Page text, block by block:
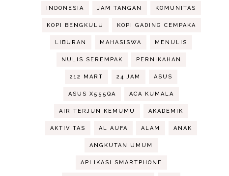
INDONESIA JAM TANGAN KOMUNITAS
KOPI BENGKULU KOPI GADING CEMPAKA
LIBURAN MAHASISWA MENULIS
NULIS SEREMPAK PERNIKAHAN
212 MART 24 JAM ASUS
ASUS X555QA ACA KUMALA
AIR TERJUN KEMUMU AKADEMIK
AKTIVITAS AL AUFA ALAM ANAK
ANGKUTAN UMUM
APLIKASI SMARTPHONE